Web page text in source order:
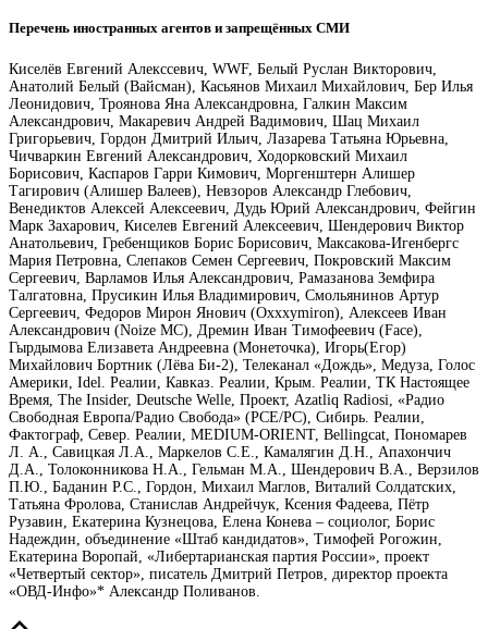
Перечень иностранных агентов и запрещённых СМИ
Киселёв Евгений Алекссевич, WWF, Белый Руслан Викторович,
Анатолий Белый (Вайсман), Касьянов Михаил Михайлович, Бер Илья
Леонидович, Троянова Яна Александровна, Галкин Максим
Александрович, Макаревич Андрей Вадимович, Шац Михаил
Григорьевич, Гордон Дмитрий Ильич, Лазарева Татьяна Юрьевна,
Чичваркин Евгений Александрович, Ходорковский Михаил
Борисович, Каспаров Гарри Кимович, Моргенштерн Алишер
Тагирович (Алишер Валеев), Невзоров Александр Глебович,
Венедиктов Алексей Алексеевич, Дудь Юрий Александрович, Фейгин
Марк Захарович, Киселев Евгений Алексеевич, Шендерович Виктор
Анатольевич, Гребенщиков Борис Борисович, Максакова-Игенбергс
Мария Петровна, Слепаков Семен Сергеевич, Покровский Максим
Сергеевич, Варламов Илья Александрович, Рамазанова Земфира
Талгатовна, Прусикин Илья Владимирович, Смольянинов Артур
Сергеевич, Федоров Мирон Янович (Oxxxymiron), Алексеев Иван
Александрович (Noize MC), Дремин Иван Тимофеевич (Face),
Гырдымова Елизавета Андреевна (Монеточка), Игорь(Егор)
Михайлович Бортник (Лёва Би-2), Телеканал «Дождь», Медуза, Голос
Америки, Idel. Реалии, Кавказ. Реалии, Крым. Реалии, ТК Настоящее
Время, The Insider, Deutsche Welle, Проект, Azatliq Radiosi, «Радио
Свободная Европа/Радио Свобода» (PCE/PC), Сибирь. Реалии,
Фактограф, Север. Реалии, MEDIUM-ORIENT, Bellingcat, Пономарев
Л. А., Савицкая Л.А., Маркелов С.Е., Камалягин Д.Н., Апахончич
Д.А., Толоконникова Н.А., Гельман М.А., Шендерович В.А., Верзилов
П.Ю., Баданин Р.С., Гордон, Михаил Маглов, Виталий Солдатских,
Татьяна Фролова, Станислав Андрейчук, Ксения Фадеева, Пётр
Рузавин, Екатерина Кузнецова, Елена Конева – социолог, Борис
Надеждин, объединение «Штаб кандидатов», Тимофей Рогожин,
Екатерина Воропай, «Либертарианская партия России», проект
«Четвертый сектор», писатель Дмитрий Петров, директор проекта
«ОВД-Инфо»* Александр Поливанов.